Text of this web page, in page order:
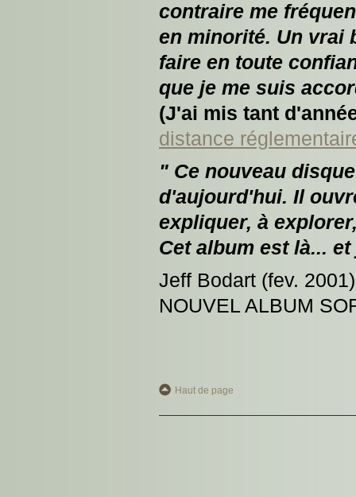
contraire me
en minorité. Un vrai
faire en toute
que je me suis
(J'ai mis tant
distance
" Ce nouveau
d'aujourd'hui. Il
expliquer, à
Cet album est là...
Jeff Bodart (fev. 2001)
NOUVEL ALBUM
Haut de page